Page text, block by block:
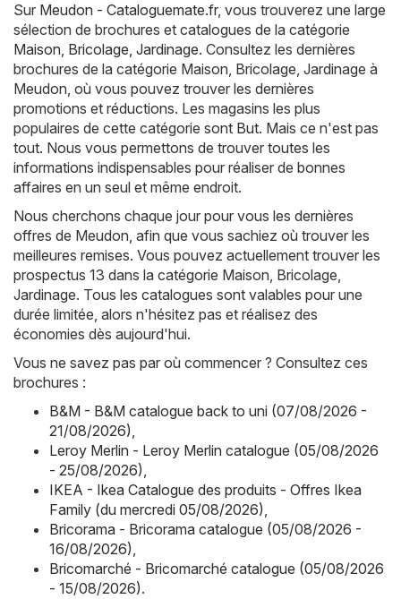
Sur Meudon - Cataloguemate.fr, vous trouverez une large
sélection de brochures et catalogues de la catégorie
Maison, Bricolage, Jardinage. Consultez les dernières
brochures de la catégorie Maison, Bricolage, Jardinage à
Meudon, où vous pouvez trouver les dernières
promotions et réductions. Les magasins les plus
populaires de cette catégorie sont But. Mais ce n'est pas
tout. Nous vous permettons de trouver toutes les
informations indispensables pour réaliser de bonnes
affaires en un seul et même endroit.
Nous cherchons chaque jour pour vous les dernières
offres de Meudon, afin que vous sachiez où trouver les
meilleures remises. Vous pouvez actuellement trouver les
prospectus 13 dans la catégorie Maison, Bricolage,
Jardinage. Tous les catalogues sont valables pour une
durée limitée, alors n'hésitez pas et réalisez des
économies dès aujourd'hui.
Vous ne savez pas par où commencer ? Consultez ces
brochures :
B&M - B&M catalogue back to uni (07/08/2026 -
21/08/2026),
Leroy Merlin - Leroy Merlin catalogue (05/08/2026
- 25/08/2026),
IKEA - Ikea Catalogue des produits - Offres Ikea
Family (du mercredi 05/08/2026),
Bricorama - Bricorama catalogue (05/08/2026 -
16/08/2026),
Bricomarché - Bricomarché catalogue (05/08/2026
- 15/08/2026).